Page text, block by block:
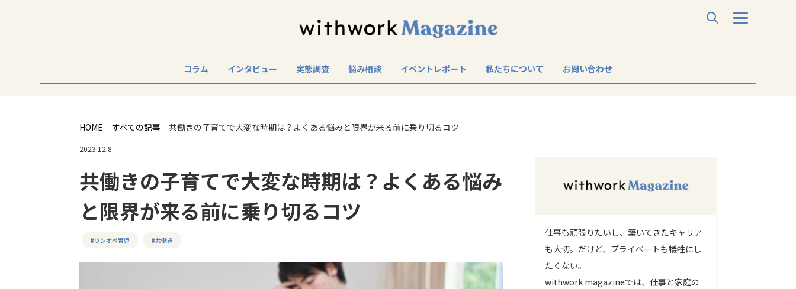
コラム インタビュー 実態調査 悩み相談 イベントレポート 私たちについて お問い合わせ
HOME すべての記事 共働きの子育てで大変な時期は？よくある悩みと限界が来る前に乗り切るコツ
2023.12.8
共働きの子育てで大変な時期は？よくある悩み
と限界が来る前に乗り切るコツ
#ワンオペ育児 #共働き
仕事も頑張りたいし、築いてきたキャリア
も大切。だけど、プライベートも犠牲にし
たくない。
withwork magazineでは、仕事と家庭の